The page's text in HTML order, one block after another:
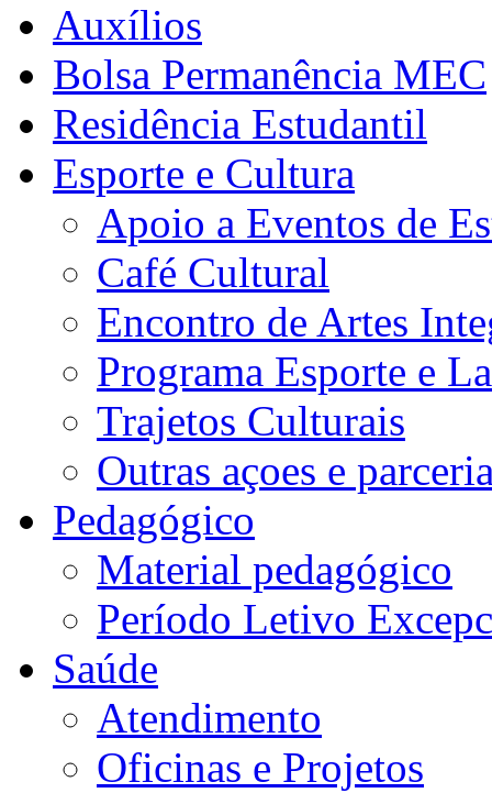
Auxílios
Bolsa Permanência MEC
Residência Estudantil
Esporte e Cultura
Apoio a Eventos de
Café Cultural
Encontro de Artes
Programa Esporte e
Trajetos Culturais
Outras açoes e
Pedagógico
Material pedagógico
Período Letivo
Saúde
Atendimento
Oficinas e Projetos